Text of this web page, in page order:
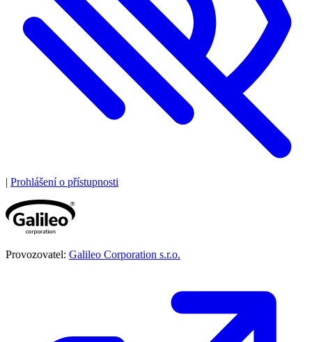
| Prohlášení o přístupnosti
Provozovatel: Galileo Corporation s.r.o.